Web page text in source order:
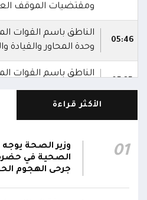
ومقتضيات الموقف
05:46
الناطق باسم القوات
وحدة المحاور
الناطق باسم القوات
حال استمرت اعتداءات
05:34
المقاومة الوطنية
الحيمة بالتحيتا وحيس
الأكثر قراءة
01
وزير الصحة يوجه
الصحية في
جرحى الهجوم